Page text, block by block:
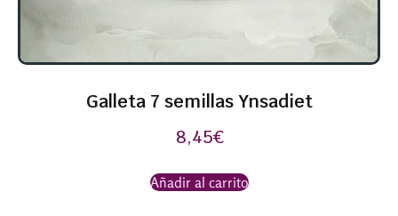
Galleta 7 semillas Ynsadiet
8,45€
Añadir al carrito